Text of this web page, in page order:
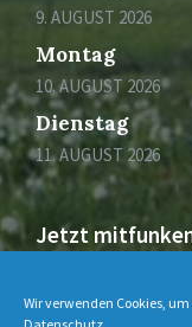
Wir verwenden Cookies,
9. AUGUST 2026
Montag
10. AUGUST 2026
Dienstag
11. AUGUST 2026
Jetzt
Bleiben Sie auch